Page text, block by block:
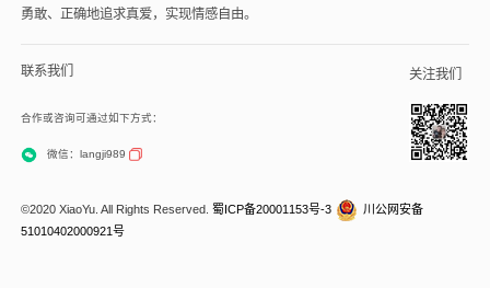
勇敢、正确地追求真爱，实现情感自由。
联系我们
合作或咨询可通过如下方式：
微信：langji989
关注我们
©2020 XiaoYu. All Rights Reserved.蜀ICP备20001153号-3
川公网安备
51010402000921号